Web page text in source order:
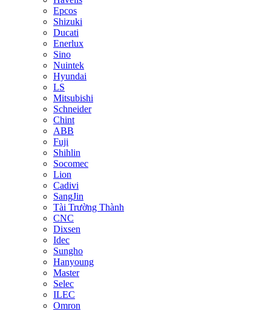
Epcos
Shizuki
Ducati
Enerlux
Sino
Nuintek
Hyundai
LS
Mitsubishi
Schneider
Chint
ABB
Fuji
Shihlin
Socomec
Lion
Cadivi
SangJin
Tài Trường Thành
CNC
Dixsen
Idec
Sungho
Hanyoung
Master
Selec
ILEC
Omron